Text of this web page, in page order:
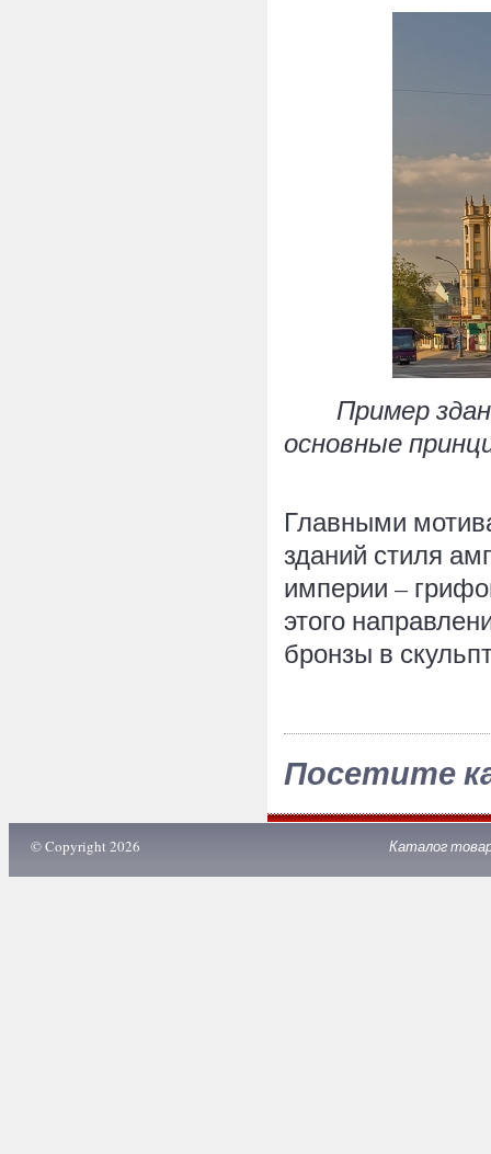
Пример
основные
Главными
зданий стиля
империи –
этого
бронзы в
Посетите
© Copyright 2026 Каталог